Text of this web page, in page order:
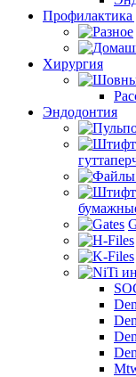
Профилактика
Хирургия
Эндодонтия